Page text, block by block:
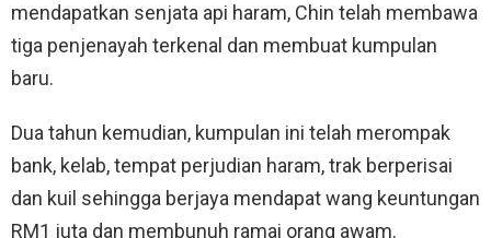
mendapatkan senjata api haram, Chin telah membawa
tiga penjenayah terkenal dan membuat kumpulan
baru.
Dua tahun kemudian, kumpulan ini telah merompak
bank, kelab, tempat perjudian haram, trak berperisai
dan kuil sehingga berjaya mendapat wang keuntungan
RM1 juta dan membunuh ramai orang awam.